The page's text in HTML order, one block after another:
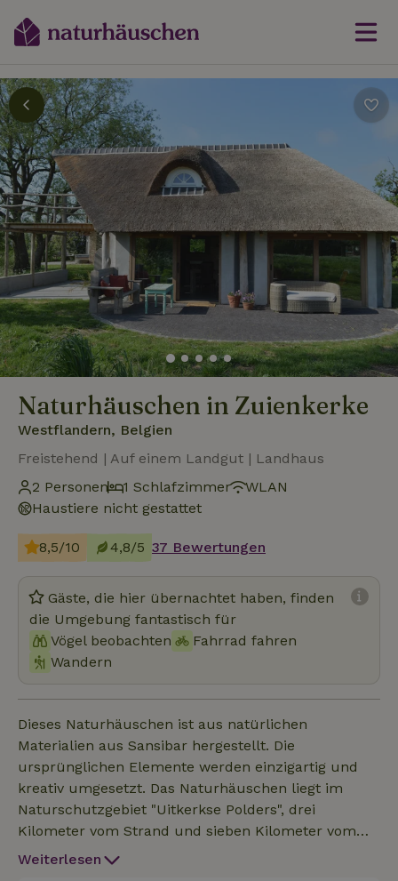
Naturhäuschen in Zuienkerke
Westflandern, Belgien
Freistehend | Auf einem Landgut | Landhaus
2 Personen
1 Schlafzimmer
WLAN
Haustiere nicht gestattet
8,5/10 4,8/5 37 Bewertungen
Gäste, die hier übernachtet haben, finden
die Umgebung fantastisch für
Vögel beobachten
Fahrrad fahren
Wandern
Dieses Naturhäuschen ist aus natürlichen
Materialien aus Sansibar hergestellt. Die
ursprünglichen Elemente werden einzigartig und
kreativ umgesetzt. Das Naturhäuschen liegt im
Naturschutzgebiet "Uitkerkse Polders", drei
Kilometer vom Strand und sieben Kilometer vom
Zentrum von Brügge entfernt, ideal für einen
Weiterlesen